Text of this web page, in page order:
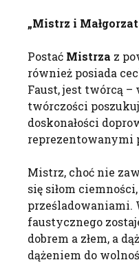
„Mistrz i
Postać Mistrza z
również posiada
Faust, jest twórcą
twórczości
doskonałości
reprezentowanymi
Mistrz, choć nie
się siłom
prześladowaniami.
faustycznego
dobrem a złem, a
dążeniem do